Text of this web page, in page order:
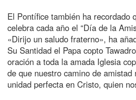
El Pontífice también ha recordado
celebra cada año el “Día de la
«Dirijo un saludo fraterno», ha
Su Santidad el Papa copto
oración a toda la amada Iglesia
de que nuestro camino de amistad
unidad perfecta en Cristo, quien